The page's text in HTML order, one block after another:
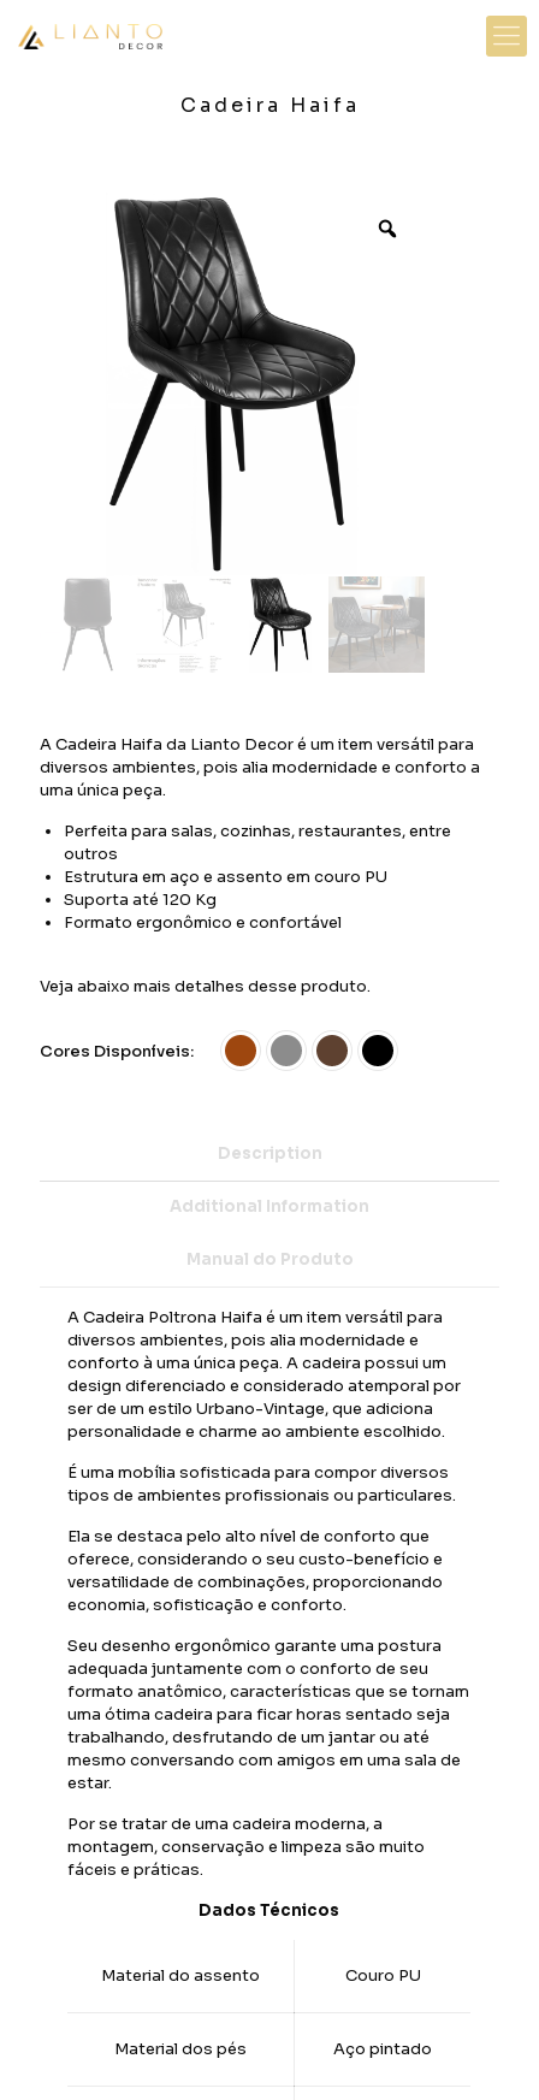
Cadeira Haifa
A Cadeira Haifa da Lianto Decor é um item versátil para
diversos ambientes, pois alia modernidade e conforto a
uma única peça.
Perfeita para salas, cozinhas, restaurantes, entre
outros
Estrutura em aço e assento em couro PU
Suporta até 120 Kg
Formato ergonômico e confortável
Veja abaixo mais detalhes desse produto.
Cores Disponíveis:
Description
Additional Information
Manual do Produto
A Cadeira Poltrona Haifa é um item versátil para
diversos ambientes, pois alia modernidade e
conforto à uma única peça. A cadeira possui um
design diferenciado e considerado atemporal por
ser de um estilo Urbano-Vintage, que adiciona
personalidade e charme ao ambiente escolhido.
É uma mobília sofisticada para compor diversos
tipos de ambientes profissionais ou particulares.
Ela se destaca pelo alto nível de conforto que
oferece, considerando o seu custo-benefício e
versatilidade de combinações, proporcionando
economia, sofisticação e conforto.
Seu desenho ergonômico garante uma postura
adequada juntamente com o conforto de seu
formato anatômico, características que se tornam
uma ótima cadeira para ficar horas sentado seja
trabalhando, desfrutando de um jantar ou até
mesmo conversando com amigos em uma sala de
estar.
Por se tratar de uma cadeira moderna, a
montagem, conservação e limpeza são muito
fáceis e práticas.
Dados Técnicos
Material do assento Couro PU
Material dos pés Aço pintado